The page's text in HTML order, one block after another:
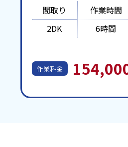
間取り 作業時間
2DK
6時間
作業料金